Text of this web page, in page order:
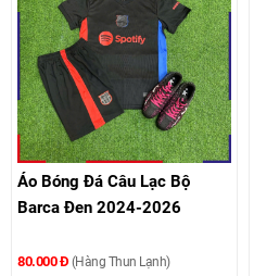
Áo Bóng Đá Câu Lạc Bộ
Barca Đen 2024-2026
80.000 Đ (Hàng Thun Lạnh)